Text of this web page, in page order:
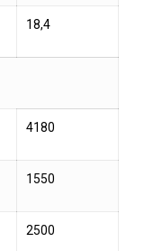
18,4
4180
1550
2500